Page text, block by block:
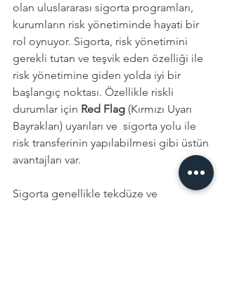
olan uluslararası sigorta programları,
kurumların risk yönetiminde hayati bir
rol oynuyor. Sigorta, risk yönetimini
gerekli tutan ve teşvik eden özelliği ile
risk yönetimine giden yolda iyi bir
başlangıç noktası. Özellikle riskli
durumlar için Red Flag (Kırmızı Uyarı
Bayrakları) uyarıları ve  sigorta yolu ile
risk transferinin yapılabilmesi gibi üstün
avantajları var.
Sigorta genellikle tekdüze ve